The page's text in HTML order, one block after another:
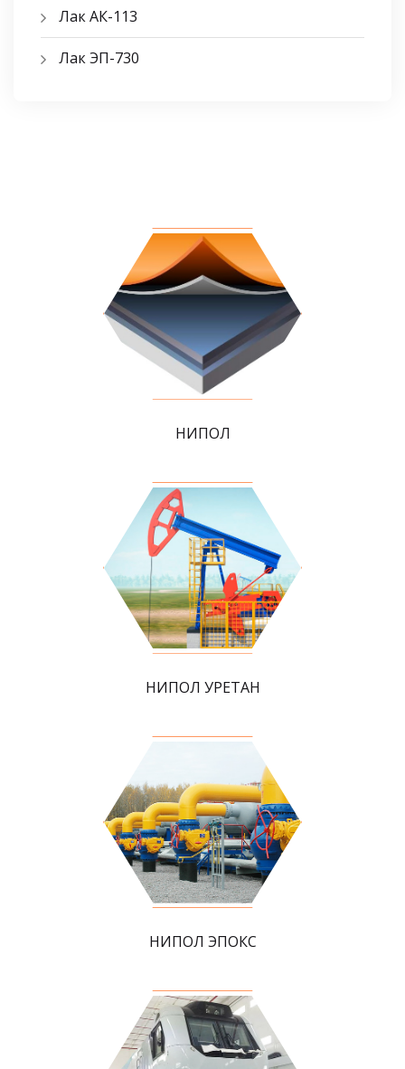
Лак АК-113
Лак ЭП-730
НИПОЛ
НИПОЛ УРЕТАН
НИПОЛ ЭПОКС